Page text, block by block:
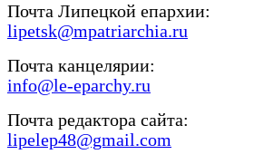
Почта Липецкой епархии:
lipetsk@mpatriarchia.ru
Почта канцелярии:
info@le-eparchy.ru
Почта редактора сайта:
lipelep48@gmail.com